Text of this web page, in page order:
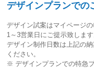
デザインプランでの
デザイン試案はマイページ
1～3営業日 にご提示致します
デザイン制作日数は上記の
ください。
※ デザインプランでの特急